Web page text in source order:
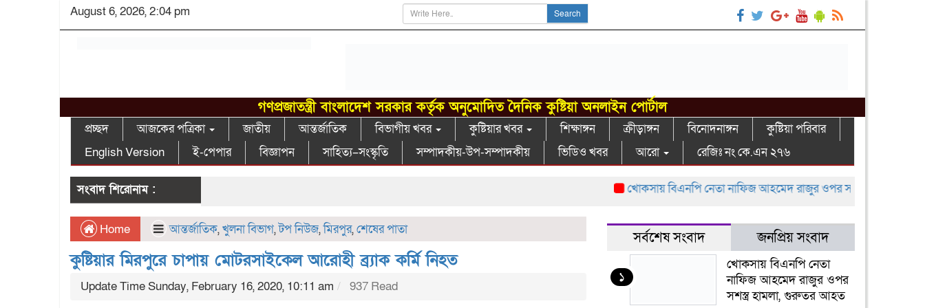
August 6, 2026, 2:04 pm Search
গণপ্রজাতন্ত্রী বাংলাদেশ সরকার কর্তৃক অনুমোদিত দৈনিক কুষ্টিয়া অনলাইন পোর্টাল
প্রচ্ছদ আজকের পত্রিকা জাতীয় আন্তর্জাতিক বিভাগীয় খবর কুষ্টিয়ার খবর শিক্ষাঙ্গন ক্রীড়াঙ্গন বিনোদনাঙ্গন
কুষ্টিয়া পরিবার
English Version
ই-পেপার বিজ্ঞাপন সাহিত্য–সংস্কৃতি সম্পাদকীয়-উপ-সম্পাদকীয় ভিডিও খবর আরো রেজিঃ নং কে.এন ২৭৬
সংবাদ শিরোনাম : খোকসায় বিএনপি নেতা নাফিজ আহমেদ রাজুর ওপর সশস্ত্র হামলা, গুরুতর
Home আন্তর্জাতিক,খুলনা বিভাগ,টপ নিউজ,মিরপুর,শেষের পাতা
কুষ্টিয়ার মিরপুরে চাপায় মোটরসাইকেল আরোহী ব্র‍্যাক কর্মি নিহত
Update Time Sunday, February 16, 2020, 10:11 am 937 Read
সর্বশেষ সংবাদ জনপ্রিয় সংবাদ
১
খোকসায় বিএনপি নেতা
নাফিজ আহমেদ রাজুর ওপর
সশস্ত্র হামলা, গুরুতর আহত